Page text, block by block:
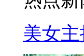
美女